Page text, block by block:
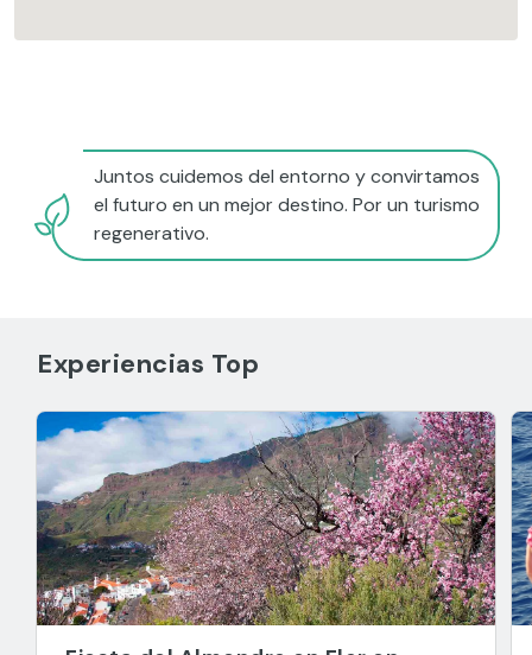
Juntos cuidemos del entorno y convirtamos
el futuro en un mejor destino. Por un turismo
regenerativo.
Experiencias Top